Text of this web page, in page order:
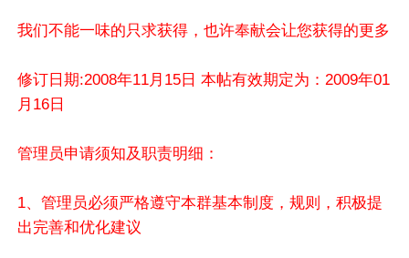
我们不能一味的只求获得，也许奉献会让您获得的更多
修订日期:2008年11月15日 本帖有效期定为：2009年01
月16日
管理员申请须知及职责明细：
1、管理员必须严格遵守本群基本制度，规则，积极提
出完善和优化建议